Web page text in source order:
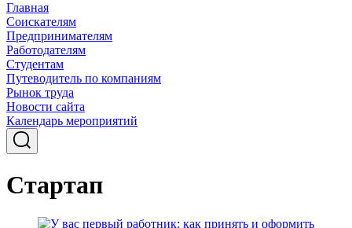
Главная
Соискателям
Предпринимателям
Работодателям
Студентам
Путеводитель по компаниям
Рынок труда
Новости сайта
Календарь мероприятий
Стартап